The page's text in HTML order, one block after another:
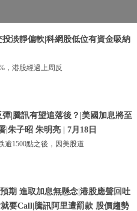
淡靜偏軟|科網股低位有資金吸納
，港股經過上周反
|騰訊有望追落後？|美國加息將至
|朱子昭 朱明亮 | 7月18日
逾1500點之後，因美股道
期 進取加息無懸念|港股應聲回吐
要Call|騰訊阿里遭罰款 股價趨勢